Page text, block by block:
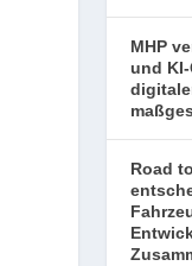
MHP
und
Road